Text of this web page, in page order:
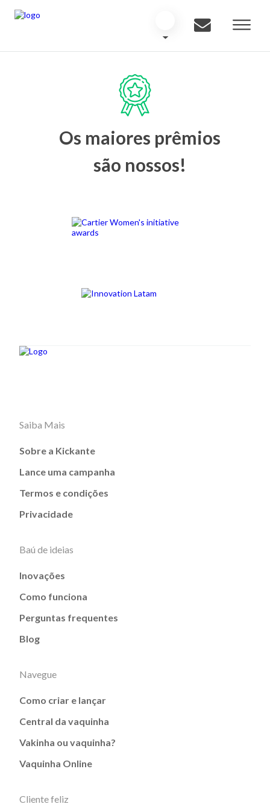
Os maiores prêmios
são nossos!
Saiba Mais
Sobre a Kickante
Lance uma campanha
Termos e condições
Privacidade
Baú de ideias
Inovações
Como funciona
Perguntas frequentes
Blog
Navegue
Como criar e lançar
Central da vaquinha
Vakinha ou vaquinha?
Vaquinha Online
Cliente feliz